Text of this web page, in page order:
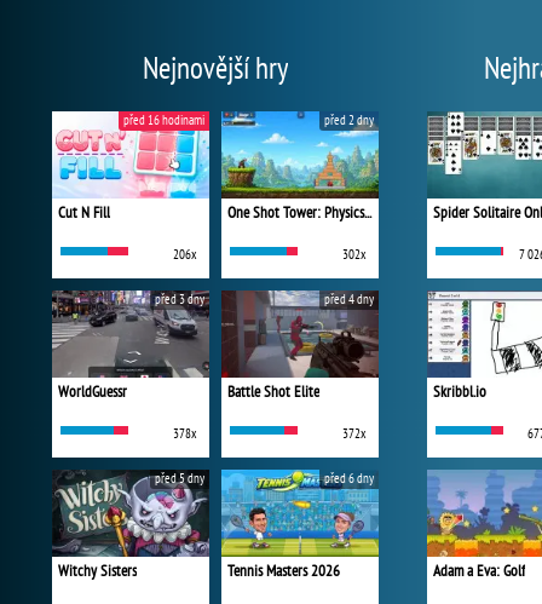
Nejnovější hry
Cut N Fill
206x
před 16 hodinami
One Shot Tower: Physics Destroyer
302x
před 2 dny
WorldGuessr
378x
před 3 dny
Battle Shot Elite
372x
před 4 dny
Witchy Sisters
před 5 dny
Tennis Masters 2026
před 6 dny
Spider Solitaire
7
Skribbl.io
Adam a Eva: Golf